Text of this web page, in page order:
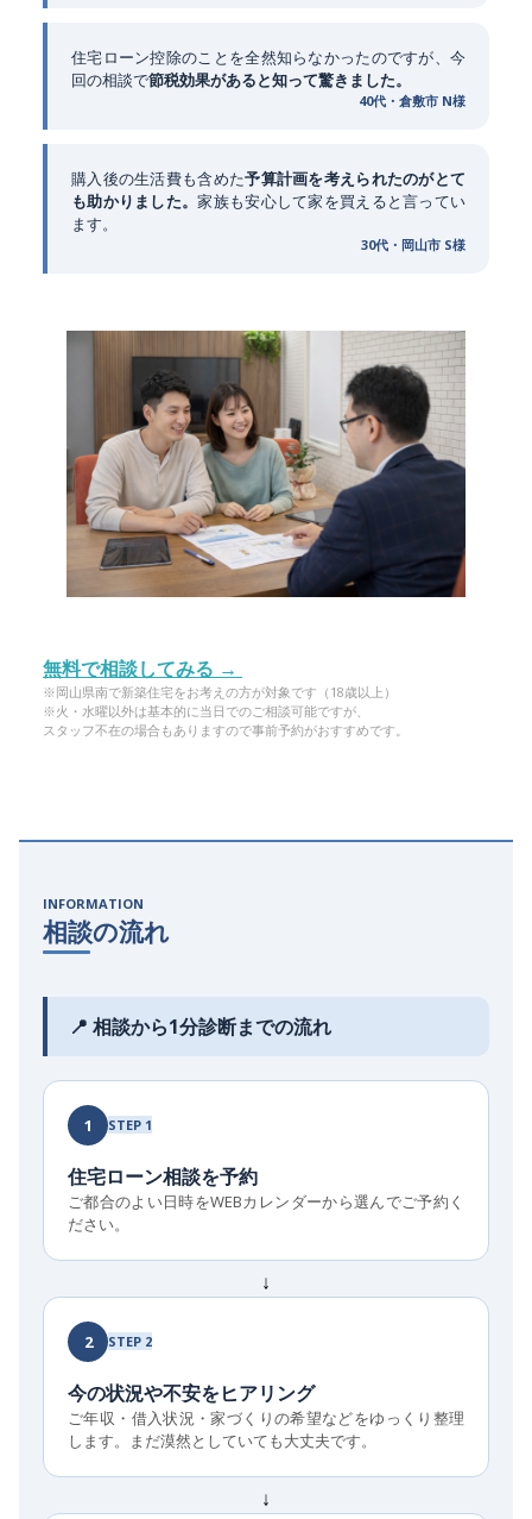
住宅ローン控除のことを全然知らなかったのですが、今
回の相談で節税効果があると知って驚きました。
40代・倉敷市 N様
購入後の生活費も含めた予算計画を考えられたのがとて
も助かりました。家族も安心して家を買えると言ってい
ます。
30代・岡山市 S様
無料で相談してみる →
※岡山県南で新築住宅をお考えの方が対象です（18歳以上）
※火・水曜以外は基本的に当日でのご相談可能ですが、
スタッフ不在の場合もありますので事前予約がおすすめです。
INFORMATION
相談の流れ
📍 相談から1分診断までの流れ
1 STEP 1
住宅ローン相談を予約
ご都合のよい日時をWEBカレンダーから選んでご予約く
ださい。
↓
2 STEP 2
今の状況や不安をヒアリング
ご年収・借入状況・家づくりの希望などをゆっくり整理
します。まだ漠然としていても大丈夫です。
↓